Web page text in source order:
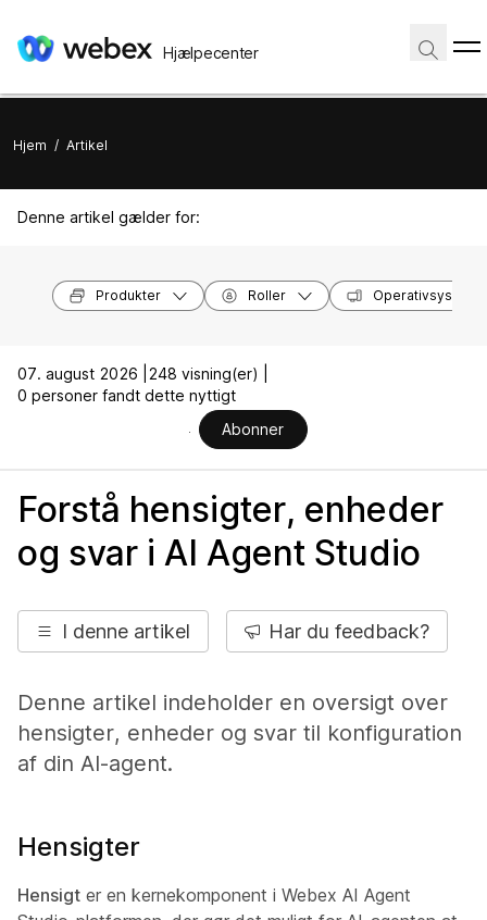
Hjælpecenter
Hjem / Artikel
Denne artikel gælder for:
Produkter Roller
07. august 2026 |
248 visning(er) |
0 personer fandt dette nyttigt
Abonner
Forstå hensigter, enheder
og svar i AI Agent Studio
I denne artikel Har du feedback?
Denne artikel indeholder en oversigt over
hensigter, enheder og svar til konfiguration
af din AI-agent.
Hensigter
Hensigt er en kernekomponent i Webex AI Agent